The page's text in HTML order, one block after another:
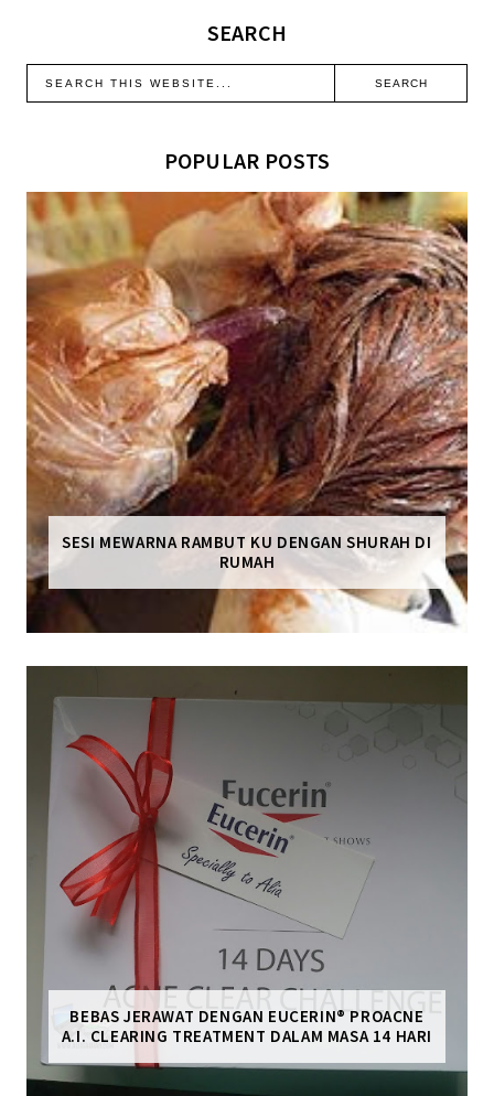
SEARCH
POPULAR POSTS
SESI MEWARNA RAMBUT KU DENGAN SHURAH DI
RUMAH
BEBAS JERAWAT DENGAN EUCERIN® PROACNE
A.I. CLEARING TREATMENT DALAM MASA 14 HARI